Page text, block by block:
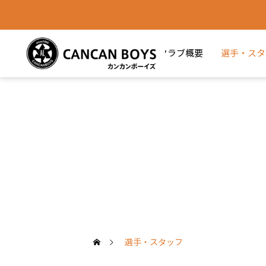
クラブ概要 選手・ス
選手・スタッフ